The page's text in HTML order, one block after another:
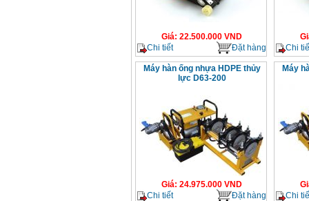
Giá: 22.500.000 VND
Chi tiết
Đặt hàng
Chi
Máy hàn ống nhựa HDPE thủy
lực D63-200
Giá: 24.975.000 VND
Chi tiết
Đặt hàng
Máy
Chi